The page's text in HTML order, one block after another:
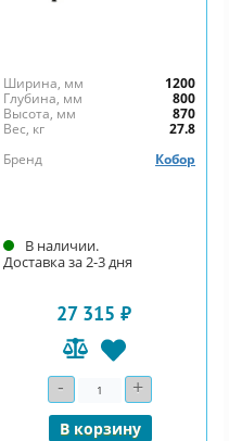
Ширина, мм
1200
Глубина, мм
800
Высота, мм
870
Вес, кг
27.8
Бренд
Кобор
В наличии.
Доставка за 2-3 дня
27 315 ₽
- Количество+
В корзину